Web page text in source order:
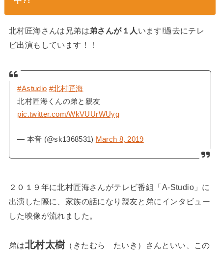
北村匠海さんは兄弟は弟さんが１人 います!過去にテレ
ビ出演もしています！！
#Astudio #北村匠海
北村匠海くんの弟と親友
pic.twitter.com/WkVUUrWUyg
— 本音 (@sk1368531) March 8, 2019
２０１９年に北村匠海さんがテレビ番組「A-Studio」に
出演した際に、家族の話になり親友と弟にインタビュー
した映像が流れました。
弟は北村太樹（きたむら たいき）さんといい、この